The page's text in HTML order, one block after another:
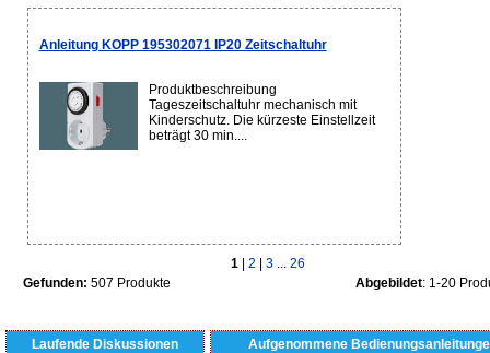
Anleitung KOPP 195302071 IP20 Zeitschaltuhr
Produktbeschreibung
Tageszeitschaltuhr mechanisch mit
Kinderschutz. Die kürzeste Einstellzeit
beträgt 30 min....
1 2 3... 26
Gefunden: 507 Produkte Abgebildet: 1-20
Laufende Diskussionen
Aufgenommene